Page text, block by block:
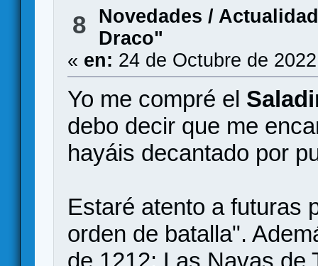
8
Novedades / Actualidad
Draco"
« en: 24 de Octubre de
Yo me compré el
debo decir que me
hayáis decantado por
Estaré atento a futuras
orden de batalla".